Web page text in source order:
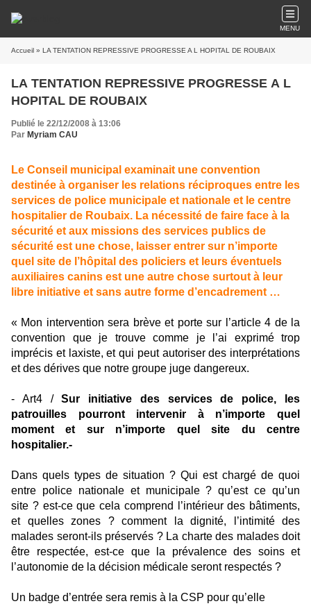
MENU
Accueil » LA TENTATION REPRESSIVE PROGRESSE A L HOPITAL DE ROUBAIX
LA TENTATION REPRESSIVE PROGRESSE A L
HOPITAL DE ROUBAIX
Publié le 22/12/2008 à 13:06
Par Myriam CAU
Le Conseil municipal examinait une convention
destinée à organiser les relations réciproques entre les
services de police municipale et nationale et le centre
hospitalier de Roubaix. La nécessité de faire face à la
sécurité et aux missions des services publics de
sécurité est une chose, laisser entrer sur n’importe
quel site de l’hôpital des policiers et leurs éventuels
auxiliaires canins est une autre chose surtout à leur
libre initiative et sans autre forme d’encadrement …
« Mon intervention sera brève et porte sur l’article 4 de la
convention que je trouve comme je l’ai exprimé trop
imprécis et laxiste, et qui peut autoriser des interprétations
et des dérives que notre groupe juge dangereux.
- Art4 /Sur initiative des services de police, les
patrouilles pourront intervenir à n’importe quel
moment et sur n’importe quel site du centre
hospitalier.-
Dans quels types de situation ? Qui est chargé de quoi
entre police nationale et municipale ? qu’est ce qu’un
site ? est-ce que cela comprend l’intérieur des bâtiments,
et quelles zones ? comment la dignité, l’intimité des
malades seront-ils préservés ? La charte des malades doit
être respectée, est-ce que la prévalence des soins et
l’autonomie de la décision médicale seront respectés ?
Un badge d’entrée sera remis à la CSP pour qu’elle